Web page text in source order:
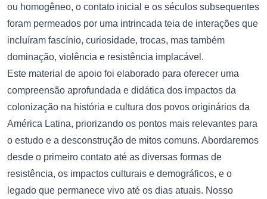
ou homogêneo, o contato inicial e os séculos subsequentes
foram permeados por uma intrincada teia de interações que
incluíram fascínio, curiosidade, trocas, mas também
dominação, violência e resistência implacável.
Este material de apoio foi elaborado para oferecer uma
compreensão aprofundada e didática dos impactos da
colonização na história e cultura dos povos originários da
América Latina, priorizando os pontos mais relevantes para
o estudo e a desconstrução de mitos comuns. Abordaremos
desde o primeiro contato até as diversas formas de
resistência, os impactos culturais e demográficos, e o
legado que permanece vivo até os dias atuais. Nosso